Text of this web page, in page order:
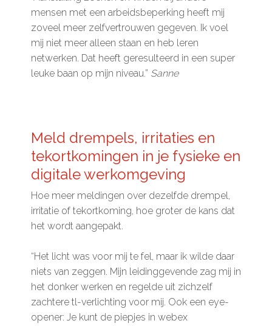
mensen met een arbeidsbeperking heeft mij
zoveel meer zelfvertrouwen gegeven. Ik voel
mij niet meer alleen staan en heb leren
netwerken. Dat heeft geresulteerd in een super
leuke baan op mijn niveau.” Sanne
Meld drempels, irritaties en
tekortkomingen in je fysieke en
digitale werkomgeving
Hoe meer meldingen over dezelfde drempel,
irritatie of tekortkoming, hoe groter de kans dat
het wordt aangepakt.
“Het licht was voor mij te fel, maar ik wilde daar
niets van zeggen. Mijn leidinggevende zag mij in
het donker werken en regelde uit zichzelf
zachtere tl-verlichting voor mij. Ook een eye-
opener: Je kunt de piepjes in webex